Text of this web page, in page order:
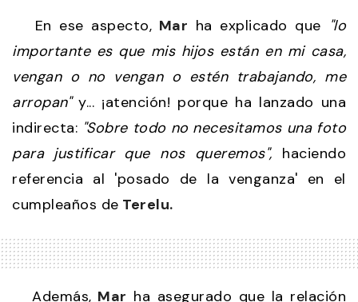
En ese aspecto, Mar ha explicado que "lo
importante es que mis hijos están en mi casa,
vengan o no vengan o estén trabajando, me
arropan"y... ¡atención! porque ha lanzado una
indirecta: "Sobre todo no necesitamos una foto
para justificar que nos queremos", haciendo
referencia al 'posado de la venganza' en el
cumpleaños de Terelu.
Además, Mar ha asegurado que la relación